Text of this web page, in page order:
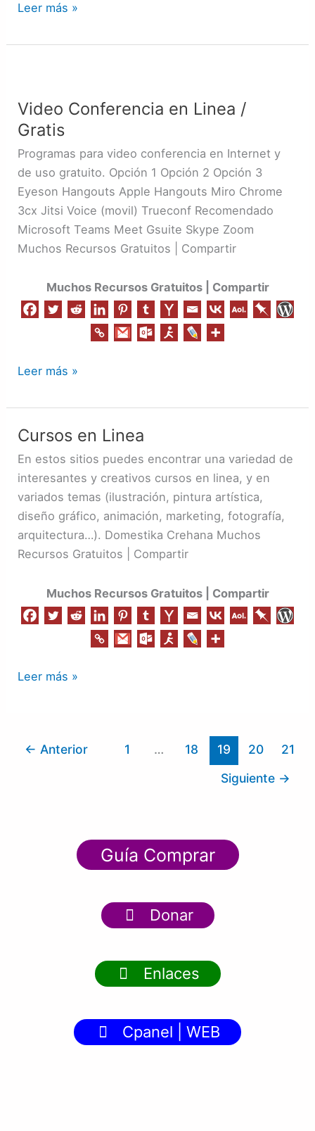
Leer más »
Video Conferencia en Linea /
Gratis
Programas para video conferencia en Internet y
de uso gratuito. Opción 1 Opción 2 Opción 3
Eyeson Hangouts Apple Hangouts Miro Chrome
3cx Jitsi Voice (movil) Trueconf Recomendado
Microsoft Teams Meet Gsuite Skype Zoom
Muchos Recursos Gratuitos | Compartir
Muchos Recursos Gratuitos | Compartir
en
Linea
/
Gratis
Leer más »
Cursos en Linea
En estos sitios puedes encontrar una variedad de
interesantes y creativos cursos en linea, y en
variados temas (ilustración, pintura artística,
diseño gráfico, animación, marketing, fotografía,
arquitectura…). Domestika Crehana Muchos
Recursos Gratuitos | Compartir
Muchos Recursos Gratuitos | Compartir
Cursos
en
Linea
Leer más »
← Anterior 1 … 18 19 20
21
Siguiente →
Guía Comprar
Donar
Enlaces
Cpanel | WEB